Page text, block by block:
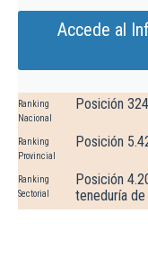
Accede al
Ranking
Nacional
Posición
Ranking
Provincial
Posición
Ranking
Sectorial
Posición
teneduría